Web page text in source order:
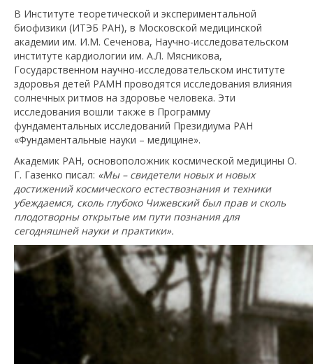
В Институте теоретической и экспериментальной
биофизики (ИТЭБ РАН), в Московской медицинской
академии им. И.М. Сеченова, Научно-исследовательском
институте кардиологии им. А.Л. Мясникова,
Государственном научно-исследовательском институте
здоровья детей РАМН проводятся исследования влияния
солнечных ритмов на здоровье человека. Эти
исследования вошли также в Программу
фундаментальных исследований Президиума РАН
«Фундаментальные науки – медицине».
Академик РАН, основоположник космической медицины О.
Г. Газенко писал: «Мы – свидетели новых и новых
достижений космического естествознания и техники
убеждаемся, сколь глубоко Чижевский был прав и сколь
плодотворны открытые им пути познания для
сегодняшней науки и практики».